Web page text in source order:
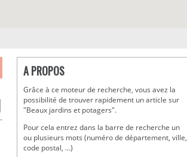
A PROPOS
Grâce à ce moteur de recherche, vous avez la
possibilité de trouver rapidement un article sur
"Beaux jardins et potagers".
Pour cela entrez dans la barre de recherche un
ou plusieurs mots (numéro de département, ville,
code postal, ...)